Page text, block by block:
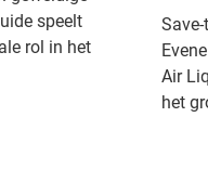
speelt
rol in het
Air
het